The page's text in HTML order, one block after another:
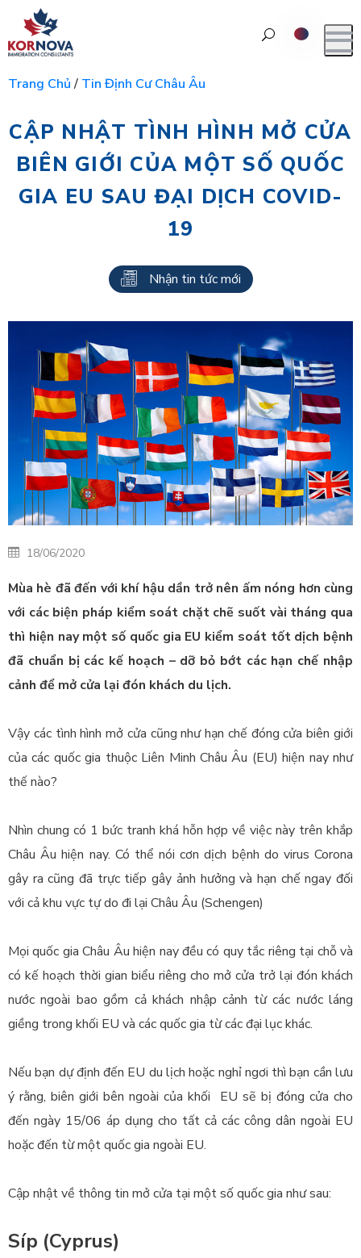
Trang Chủ/ Tin Định Cư Châu Âu
CẬP NHẬT TÌNH HÌNH MỞ CỬA
BIÊN GIỚI CỦA MỘT SỐ QUỐC
GIA EU SAU ĐẠI DỊCH COVID-
19
Nhận tin tức mới
18/06/2020
Mùa hè đã đến với khí hậu dần trở nên ấm nóng hơn cùng
với các biện pháp kiểm soát chặt chẽ suốt vài tháng qua
thì hiện nay một số quốc gia EU kiểm soát tốt dịch bệnh
đã chuẩn bị các kế hoạch – dỡ bỏ bớt các hạn chế nhập
cảnh để mở cửa lại đón khách du lịch.
Vậy các tình hình mở cửa cũng như hạn chế đóng cửa biên giới
của các quốc gia thuộc Liên Minh Châu Âu (EU) hiện nay như
thế nào?
Nhìn chung có 1 bức tranh khá hỗn hợp về việc này trên khắp
Châu Âu hiện nay. Có thể nói cơn dịch bệnh do virus Corona
gây ra cũng đã trực tiếp gây ảnh hưởng và hạn chế ngay đối
với cả khu vực tự do đi lại Châu Âu (Schengen)
Mọi quốc gia Châu Âu hiện nay đều có quy tắc riêng tại chỗ và
có kế hoạch thời gian biểu riêng cho mở cửa trở lại đón khách
nước ngoài bao gồm cả khách nhập cảnh từ các nước láng
giềng trong khối EU và các quốc gia từ các đại lục khác.
Nếu bạn dự định đến EU du lịch hoặc nghỉ ngơi thì bạn cần lưu
ý rằng, biên giới bên ngoài của khối EU sẽ bị đóng cửa cho
đến ngày 15/06 áp dụng cho tất cả các công dân ngoài EU
hoặc đến từ một quốc gia ngoài EU.
Cập nhật về thông tin mở cửa tại một số quốc gia như sau:
Síp (Cyprus)